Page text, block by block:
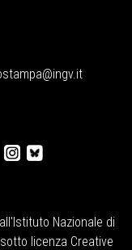
Istituto Nazionale di
licenza Creative